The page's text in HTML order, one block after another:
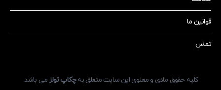
قوانین ما
تماس
کلیه حقوق مادی و معنوی این سایت متعلق بهچکاپ تولزمی باشد.